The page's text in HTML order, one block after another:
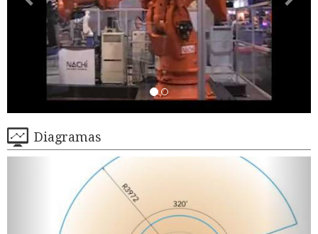
Diagramas